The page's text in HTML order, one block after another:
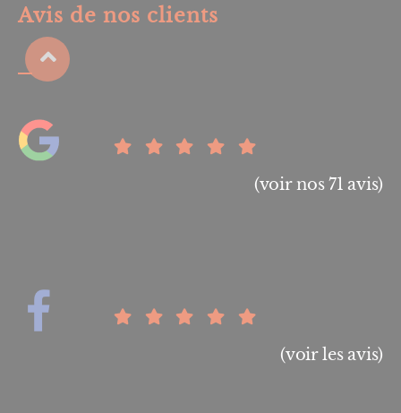
Avis de nos clients
(voir nos 71 avis)
(voir les avis)